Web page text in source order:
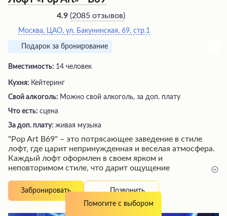
4.9 (2085 отзывов)
Москва, ЦАО, ул. Бакунинская, 69, стр.1
Подарок за бронирование
Вместимость: 14 человек
Кухня: Кейтеринг
Свой алкоголь: Можно свой алкоголь, за доп. плату
Что есть: сцена
За доп. плату: живая музыка
"Pop Art В69" – это потрясающее заведение в стиле
лофт, где царит непринужденная и веселая атмосфера.
Каждый лофт оформлен в своем ярком и
неповторимом стиле, что дарит ощущение
залы, оснащенные современным оборудованием для
караоке и проекторами, а также разнообразное и
недорогое меню с вкусными блюдами. Отличительной
Забронировать
Позвонить
Помогите с выбором